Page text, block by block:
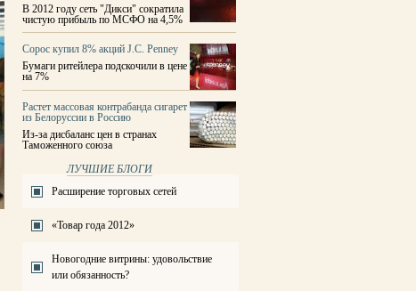
В 2012 году сеть "Дикси" сократила
чистую прибыль по МСФО на 4,5%
Сорос купил 8% акций J.C. Penney
Бумаги ритейлера подскочили в цене
на 7%
Растет массовая контрабанда сигарет
из Белоруссии в Россию
Из-за дисбаланс цен в странах
Таможенного союза
ЛУЧШИЕ БЛОГИ
Расширение торговых сетей
«Товар года 2012»
Новогодние витрины: удовольствие
или обязанность?